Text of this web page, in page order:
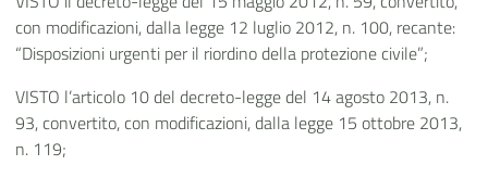
con modificazioni, dalla legge 12 luglio 2012, n. 100, recante:
“Disposizioni urgenti per il riordino della protezione civile”;
VISTO l’articolo 10 del decreto-legge del 14 agosto 2013, n.
93, convertito, con modificazioni, dalla legge 15 ottobre 2013,
n. 119;